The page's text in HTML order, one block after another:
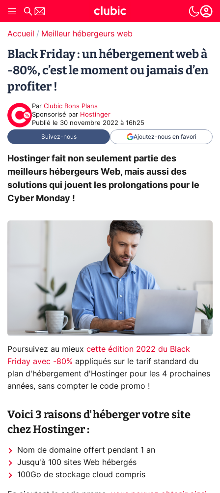
Accueil Meilleur hébergeurs web
Black Friday : un hébergement web à
-80%, c’est le moment ou jamais d’en
profiter !
Par Clubic Bons Plans
sponsorisé par Hostinger
Publié le 30 novembre 2022 à 16h25
Suivez-nous Ajoutez-nous en favori
Hostinger fait non seulement partie des
meilleurs hébergeurs Web, mais aussi des
solutions qui jouent les prolongations pour le
Cyber Monday !
Poursuivez au mieux cette édition 2022 du Black
Friday avec -80% appliqués sur le tarif standard du
plan d'hébergement d'Hostinger pour les 4 prochaines
années, sans compter le code promo !
Voici 3 raisons d'héberger votre site
chez Hostinger :
Nom de domaine offert pendant 1 an
Jusqu'à 100 sites Web hébergés
100Go de stockage cloud compris